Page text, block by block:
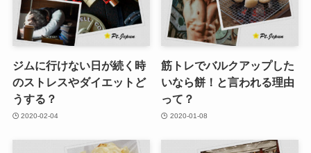
ジムに行けない日が続く時
のストレスやダイエットど
うする？
2020-02-04
筋トレでバルクアップした
いなら餅！と言われる理由
って？
2020-01-08